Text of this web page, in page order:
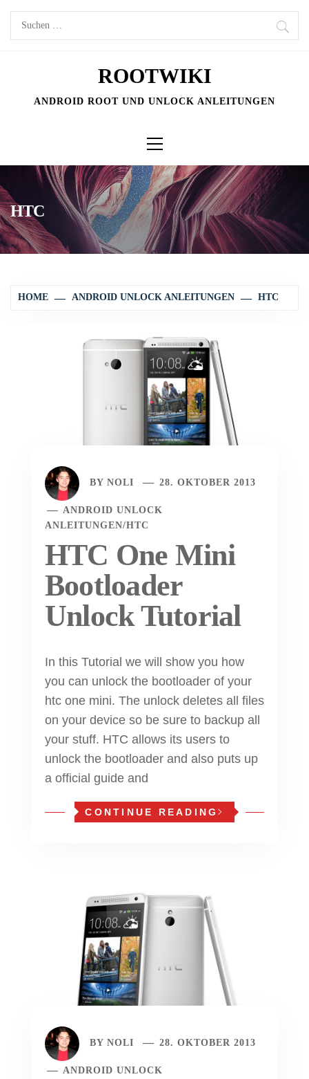
Skip
Suchen
nach:
ROOTWIKI
ANDROID ROOT UND UNLOCK ANLEITUNGEN
Menu
HTC
HOME ANDROID UNLOCK ANLEITUNGEN HTC
BY NOLI 28. OKTOBER 2013
ANDROID UNLOCK
ANLEITUNGEN/HTC
HTC One Mini
Bootloader
Unlock Tutorial
In this Tutorial we will show you how
you can unlock the bootloader of your
htc one mini. The unlock deletes all files
on your device so be sure to backup all
your stuff. HTC allows its users to
unlock the bootloader and also puts up
a official guide and
CONTINUE READING
BY NOLI 28. OKTOBER 2013
ANDROID UNLOCK